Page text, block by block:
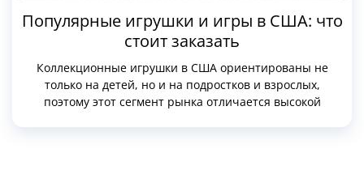
Популярные игрушки и игры в США: что
стоит заказать
Коллекционные игрушки в США ориентированы не
только на детей, но и на подростков и взрослых,
поэтому этот сегмент рынка отличается высокой